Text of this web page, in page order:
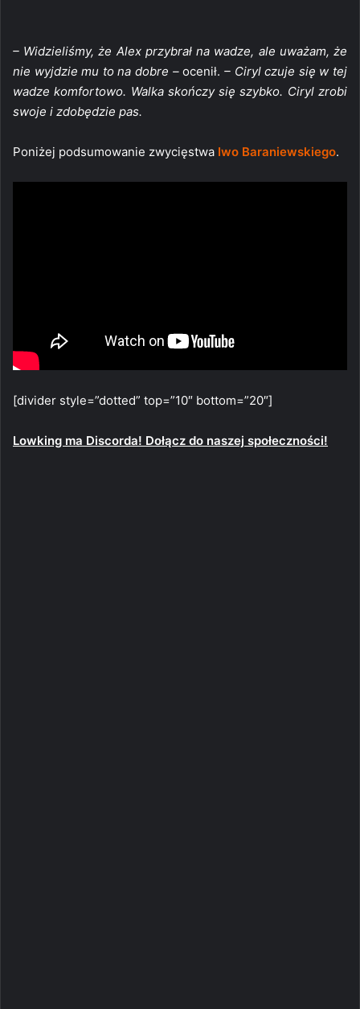
– Widzieliśmy, że Alex przybrał na wadze, ale uważam, że
nie wyjdzie mu to na dobre –ocenił. – Ciryl czuje się w tej
wadze komfortowo. Walka skończy się szybko. Ciryl zrobi
swoje i zdobędzie pas.
Poniżej podsumowanie zwycięstwa Iwo Baraniewskiego.
[divider style=”dotted” top=”10″ bottom=”20″]
Lowking ma Discorda! Dołącz do naszej społeczności!